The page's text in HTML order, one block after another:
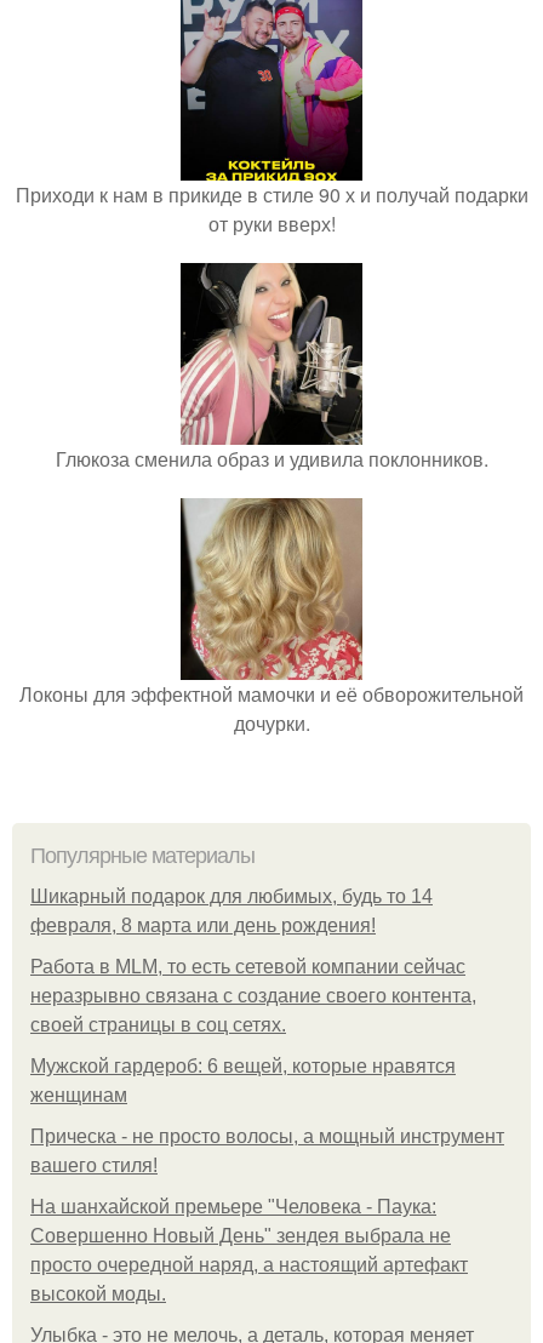
Приходи к нам в прикиде в стиле 90 х и получай подарки
от руки вверх!
Глюкоза сменила образ и удивила поклонников.
Локоны для эффектной мамочки и её обворожительной
дочурки.
Популярные материалы
Шикарный подарок для любимых, будь то 14
февраля, 8 марта или день рождения!
Работа в MLM, то есть сетевой компании сейчас
неразрывно связана с создание своего контента,
своей страницы в соц сетях.
Мужской гардероб: 6 вещей, которые нравятся
женщинам
Прическа - не просто волосы, а мощный инструмент
вашего стиля!
На шанхайской премьере "Человека - Паука:
Совершенно Новый День" зендея выбрала не
просто очередной наряд, а настоящий артефакт
высокой моды.
Улыбка - это не мелочь, а деталь, которая меняет